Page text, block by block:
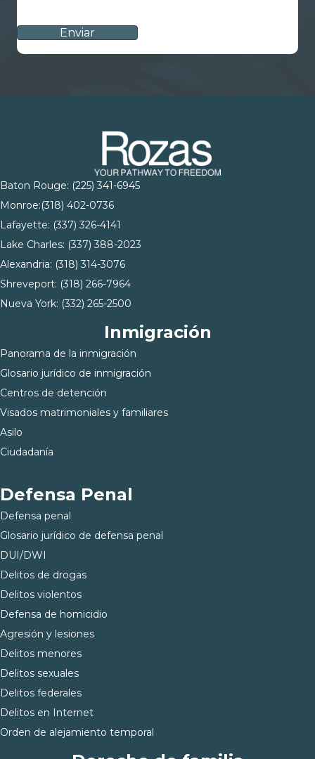
Baton Rouge: (225) 341-6945
Monroe:(318) 402-0736
Lafayette: (337) 326-4141
Lake Charles: (337) 388-2023
Alexandria: (318) 314-3076
Shreveport: (318) 266-7964
Nueva York: (332) 265-2500
Inmigración
Panorama de la inmigración
Glosario jurídico de inmigración
Centros de detención
Visados matrimoniales y familiares
Asilo
Ciudadanía
Defensa Penal
Defensa penal
Glosario jurídico de defensa penal
DUI/DWI
Delitos de drogas
Delitos violentos
Defensa de homicidio
Agresión y lesiones
Delitos menores
Delitos sexuales
Delitos federales
Delitos en Internet
Orden de alejamiento temporal